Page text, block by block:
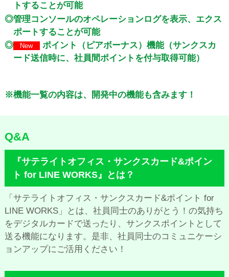
トすることが可能
◎管理コンソールのオペレーションログを表示、エクス
ポートすることが可能
◎
New
ポイント（ピアボーナス）機能（サンクスカ
ード送信時に、社員間ポイントを付与取得可能）
※機能一覧の内容は、開発中の機能も含みます！
Q&A
『サテライトオフィス・サンクスカード&ポイン
ト for LINE WORKS』とは？
「サテライトオフィス・サンクスカード&ポイント for
LINE WORKS」とは、社員同士のありがとう！の気持ち
をデジタルカードで送ったり、サンクスポイントとして
送る機能になります。是非、社員同士のコミュニケーシ
ョンアップにご活用ください！